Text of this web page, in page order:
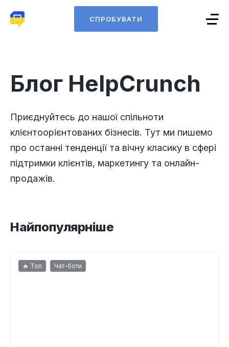
СПРОБУВАТИ
Блог HelpCrunch
Приєднуйтесь до нашої спільноти
клієнтоорієнтованих бізнесів. Тут ми пишемо
про останні тенденції та вічну класику в сфері
підтримки клієнтів, маркетингу та онлайн-
продажів.
Найпопулярніше
🔥 Топ Чат-боти